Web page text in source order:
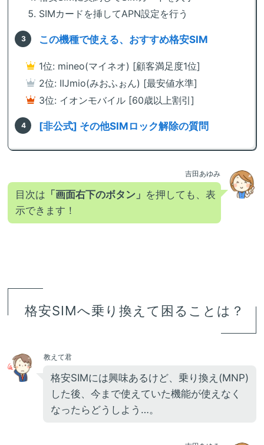
SIMカードを挿してAPN設定を行う
この機種で使える、おすすめ格安SIM
1位: mineo(マイネオ) [顧客満足度1位]
2位: IIJmio(みおふぉん) [最安値水準]
3位: イオンモバイル [60歳以上割引]
[非公式] その他SIMロック解除の質問
吉田あゆみ
目次は 「画面右下のボタン」 を押しても、表
示できます！
格安SIMへ乗り換えて困ることは？
教えて君
格安SIMには興味あるけど、乗り換え(MNP)
した後、今まで使えていた機能が使えなく
なったらどうしよう…。